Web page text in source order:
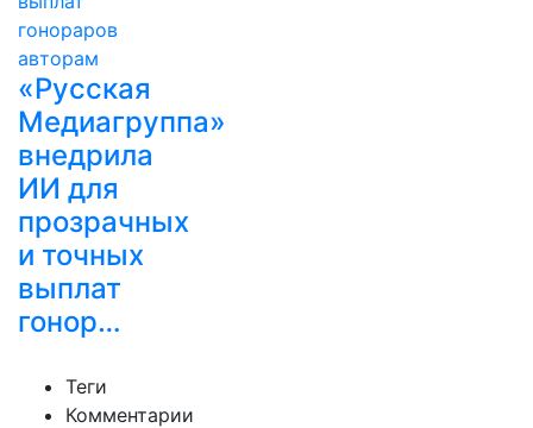
«Русская
Медиагруппа»
внедрила
ИИ для
прозрачных
и точных
выплат
гонор…
Теги
Комментарии